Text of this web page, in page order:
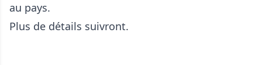
au pays.
Plus de détails suivront.